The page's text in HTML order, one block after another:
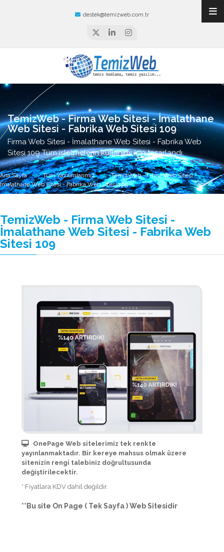
destek@temizweb.com.tr
TemizWeb - Firma Web Sitesi - İmalathane
Web Sitesi - Fabrika Web Sitesi 109
Firma Web Sitesi - İmalathane Web Sitesi - Fabrika Web
Sitesi 109 Tüm işletmelerin kullanımı için tasarlandı.
Ana Sayfa Tüm Yazılımlarımız
TemizWeb - Firma Web Sitesi -
İmalathane Web Sitesi - Fabrika Web Sitesi 109
TemizWeb - Firma Web Sitesi -
İmalathane Web Sitesi - Fabrika Web
Sitesi 109
OnePage Web sitelerimiz tek renkte
yayınlanmaktadır. Bir kereye mahsus olmak üzere
sitenizin rengi talebiniz doğrultusunda
değiştirilecektir.
* Fiyatlara KDV dahil değildir.
**Bu site On Page ( Tek Sayfa ) Web Sitesidir